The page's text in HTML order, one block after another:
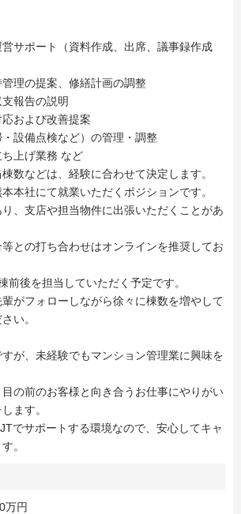
営サポート（資料作成、出席、議事録作成
管理の提案、修繕計画の調整
報告の説明
応および改善提案
・設備点検など）の管理・調整
ち上げ業務 など
数などは、経験に合わせて決定します。
本社にて就業いただくポジションです。
り、支店や担当物件に出張いただくことがあ
との打ち合わせはオンラインを推奨してお
後を担当していただく予定です。
がフォローしながら徐々に棟数を増やして
い。
が、未経験でもマンション管理業に興味を
の前のお客様と向き合うお仕事にやりがい
ます。
でサポートする環境なので、安心してキャ
。
万円